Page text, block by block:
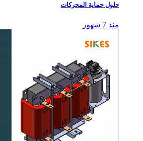
حلول حماية المحركات
منذ 7 شهور